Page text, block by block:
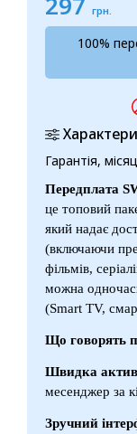
грн.
100%
Гарантія,
Передплата
це топовий
який надає
(включаючи
фільмів,
можна
(Smart TV,
Що говорять
Швидка
месенджер за
Зручний